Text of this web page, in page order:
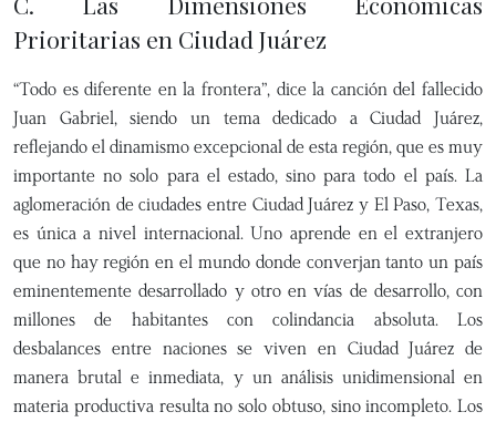
Prioritarias en Ciudad Juárez
“Todo es diferente en la frontera”, dice la canción del fallecido
Juan Gabriel, siendo un tema dedicado a Ciudad Juárez,
reflejando el dinamismo excepcional de esta región, que es muy
importante no solo para el estado, sino para todo el país. La
aglomeración de ciudades entre Ciudad Juárez y El Paso, Texas,
es única a nivel internacional. Uno aprende en el extranjero
que no hay región en el mundo donde converjan tanto un país
eminentemente desarrollado y otro en vías de desarrollo, con
millones de habitantes con colindancia absoluta. Los
desbalances entre naciones se viven en Ciudad Juárez de
manera brutal e inmediata, y un análisis unidimensional en
materia productiva resulta no solo obtuso, sino incompleto. Los